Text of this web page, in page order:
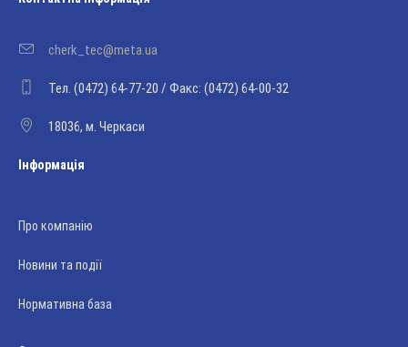
cherk_tec@meta.ua
Тел. (0472) 64-77-20 / Факс: (0472) 64-00-32
18036, м. Черкаси
Інформація
Про компанію
Новини та події
Нормативна база